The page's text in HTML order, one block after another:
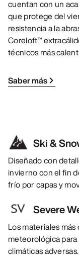
cuentan con un
que protege del
resistencia a la
Coreloft™
técnicos más
Saber más
Ski &
Diseñado con
invierno con el fin
frío por capas y
Severe
Los materiales
meteorológica
climáticas adversas.